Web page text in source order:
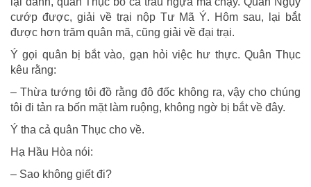
cướp được, giải về trại nộp Tư Mã Ý. Hôm sau, lại bắt
được hơn trăm quân mã, cũng giải về đại trại.
Ý gọi quân bị bắt vào, gạn hỏi việc hư thực. Quân Thục
kêu rằng:
– Thừa tướng tôi đồ rằng đô đốc không ra, vậy cho chúng
tôi đi tản ra bốn mặt làm ruộng, không ngờ bị bắt về đây.
Ý tha cả quân Thục cho về.
Hạ Hầu Hòa nói:
– Sao không giết đi?